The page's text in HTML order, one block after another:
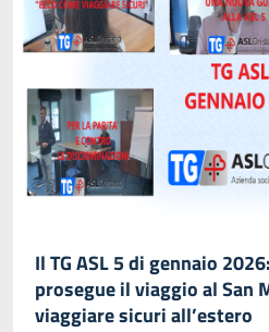
Il TG ASL 5 di gennaio
prosegue il viaggio al San
viaggiare sicuri all’estero